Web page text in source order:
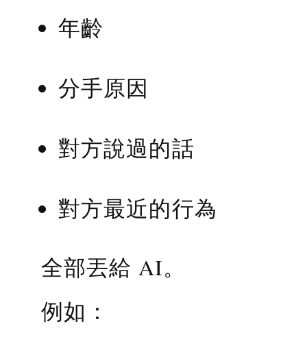
年齡
分手原因
對方說過的話
對方最近的行為
全部丟給 AI。
例如：